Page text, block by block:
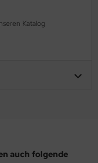
Katalog
auch folgende